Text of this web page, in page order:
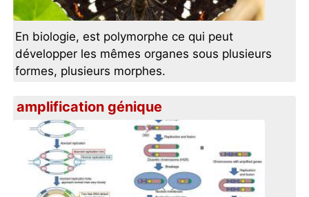
En biologie, est polymorphe ce qui peut
développer les mêmes organes sous plusieurs
formes, plusieurs morphes.
amplification génique